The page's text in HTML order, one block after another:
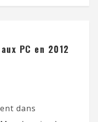
PC en 2012
dans